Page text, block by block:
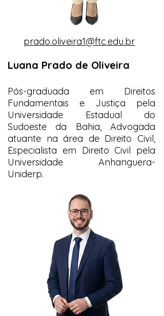
prado.oliveira1@ftc.edu.br
Luana Prado de Oliveira
Pós-graduada em Direitos
Fundamentais e Justiça pela
Universidade Estadual do
Sudoeste da Bahia, Advogada
atuante na área de Direito Civil,
Especialista em Direito Civil pela
Universidade Anhanguera-
Uniderp.